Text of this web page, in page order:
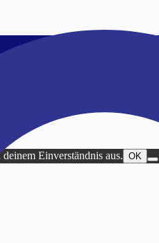
Einverständnis aus. OK